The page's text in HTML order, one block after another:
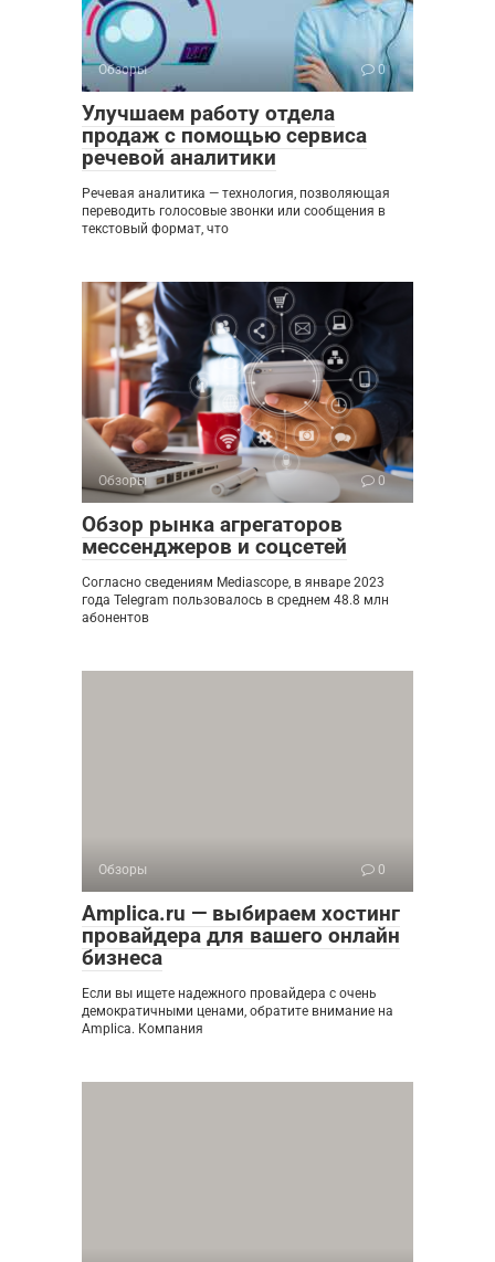
Обзоры 0
Улучшаем работу отдела
продаж с помощью сервиса
речевой аналитики
Речевая аналитика — технология, позволяющая
переводить голосовые звонки или сообщения в
текстовый формат, что
Обзоры 0
Обзор рынка агрегаторов
мессенджеров и соцсетей
Согласно сведениям Mediascope, в январе 2023
года Telegram пользовалось в среднем 48.8 млн
абонентов
Обзоры 0
Amplica.ru — выбираем хостинг
провайдера для вашего онлайн
бизнеса
Если вы ищете надежного провайдера с очень
демократичными ценами, обратите внимание на
Amplica. Компания